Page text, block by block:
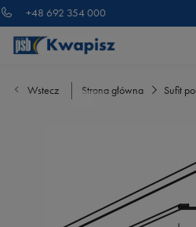
+48 692 354 000
Wstecz Strona główna Sufit